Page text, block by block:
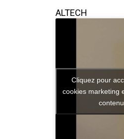
ALTECH
Cliquez pour
cookies marketing
contenu